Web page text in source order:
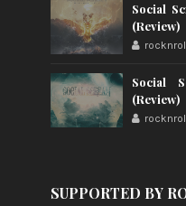
Social
(Review)
Social
(Review)
SUPPORTED BY